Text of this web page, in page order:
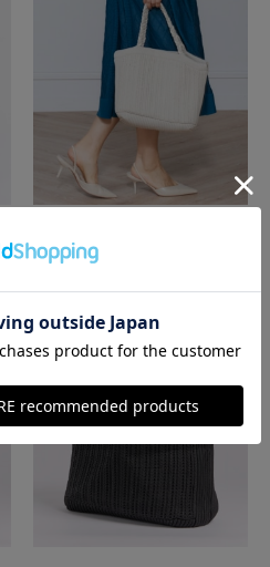
バンピーストライプバッグ
￥17,600(税込)